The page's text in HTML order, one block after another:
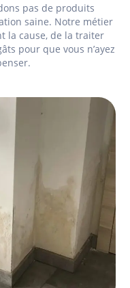
pas de produits
saine. Notre métier
la cause, de la traiter
pour que vous n’ayez